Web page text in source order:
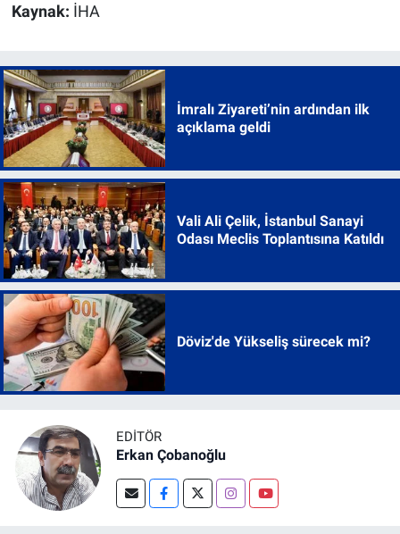
Kaynak: İHA
İmralı Ziyareti’nin ardından ilk
açıklama geldi
Vali Ali Çelik, İstanbul Sanayi
Odası Meclis Toplantısına Katıldı
Döviz'de Yükseliş sürecek mi?
EDITÖR
Erkan Çobanoğlu